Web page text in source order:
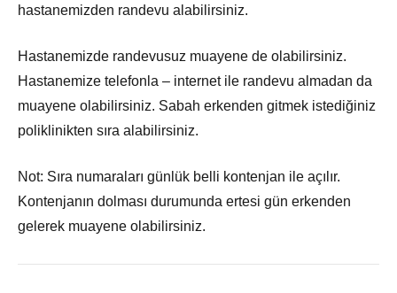
hastanemizden randevu alabilirsiniz.
Hastanemizde randevusuz muayene de olabilirsiniz.
Hastanemize telefonla – internet ile randevu almadan da
muayene olabilirsiniz. Sabah erkenden gitmek istediğiniz
poliklinikten sıra alabilirsiniz.
Not: Sıra numaraları günlük belli kontenjan ile açılır.
Kontenjanın dolması durumunda ertesi gün erkenden
gelerek muayene olabilirsiniz.